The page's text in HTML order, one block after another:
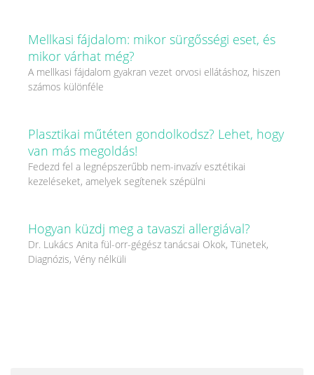
Mellkasi fájdalom: mikor sürgősségi eset, és
mikor várhat még?
A mellkasi fájdalom gyakran vezet orvosi ellátáshoz, hiszen
számos különféle
Plasztikai műtéten gondolkodsz? Lehet, hogy
van más megoldás!
Fedezd fel a legnépszerűbb nem-invazív esztétikai
kezeléseket, amelyek segítenek szépülni
Hogyan küzdj meg a tavaszi allergiával?
Dr. Lukács Anita fül-orr-gégész tanácsai Okok, Tünetek,
Diagnózis, Vény nélküli